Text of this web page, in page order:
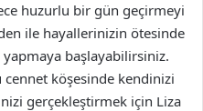
huzurlu bir gün geçirmeyi
ile hayallerinizin ötesinde
başlayabilirsiniz.
cennet köşesinde kendinizi
gerçekleştirmek için Liza